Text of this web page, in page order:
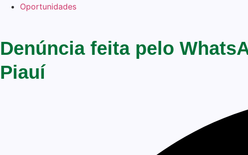
Oportunidades
Denúncia feita pelo
Piauí